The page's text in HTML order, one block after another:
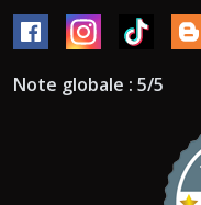
Note globale : 5/5